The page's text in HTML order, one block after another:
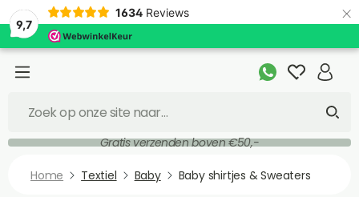
9,7
1634 Reviews ×
Gratis verzenden boven €50,-
Home Textiel Baby Baby shirtjes & Sweaters